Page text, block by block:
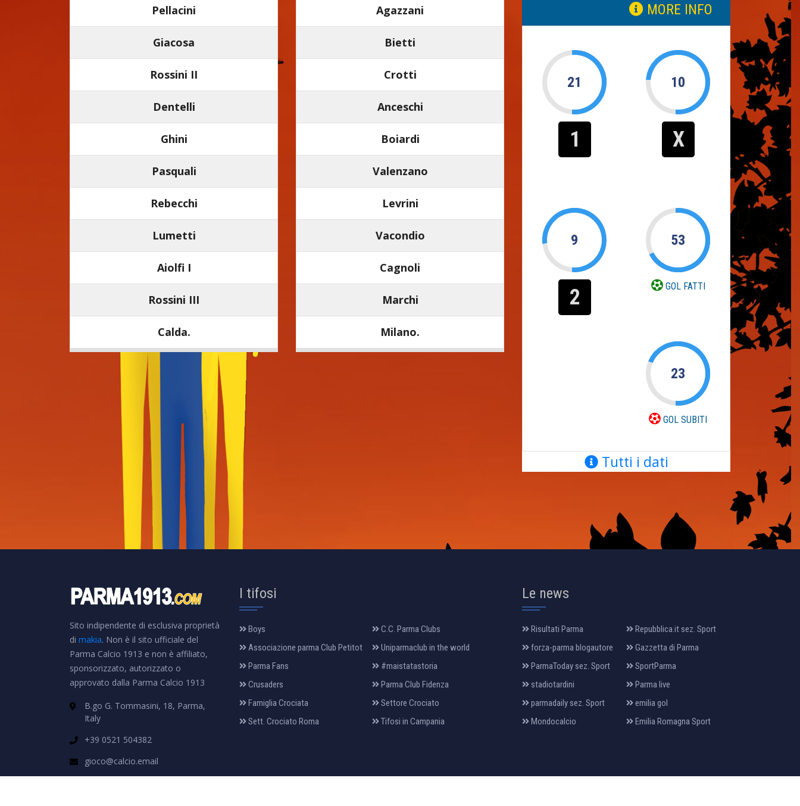
Pellacini
Giacosa
Rossini II
Dentelli
Ghini
Pasquali
Rebecchi
Lumetti
Aiolfi I
Rossini III
Calda.
Agazzani
Bietti
Crotti
Anceschi
Boiardi
Valenzano
Levrini
Vacondio
Cagnoli
Marchi
Milano.
MORE INFO
21
1
10
X
9
2
53
GOL FATTI
23
GOL SUBITI
Tutti i dati
Sito indipendente di esclusiva proprietà
di makia. Non è il sito ufficiale del
Parma Calcio 1913 e non è affiliato,
sponsorizzato, autorizzato o
approvato dalla Parma Calcio 1913
B.go G. Tommasini, 18, Parma,
Italy
+39 0521 504382
gioco@calcio.email
I tifosi
Boys
C.C. Parma Clubs
Associazione parma Club Petitot
Uniparmaclub in the world
Parma Fans
#maistatastoria
Crusaders
Parma Club Fidenza
Famiglia Crociata
Settore Crociato
Sett. Crociato Roma
Tifosi in Campania
Le news
Risultati Parma
Repubblica.it sez. Sport
forza-parma blogautore
Gazzetta di Parma
ParmaToday sez. Sport
SportParma
stadiotardini
Parma live
parmadaily sez. Sport
emilia gol
Mondocalcio
Emilia Romagna Sport